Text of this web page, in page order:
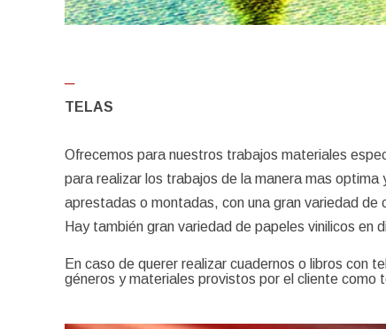
─
TELAS
Ofrecemos para nuestros trabajos materiales
para realizar los trabajos de la manera mas
aprestadas o montadas, con una gran variedad
Hay también gran variedad de papeles vinilicos
En caso de querer realizar cuadernos o libros con
géneros y materiales provistos por el cliente